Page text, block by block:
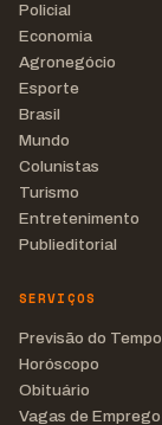
Policial
Economia
Agronegócio
Esporte
Brasil
Mundo
Colunistas
Turismo
Entretenimento
Publieditorial
SERVIÇOS
Previsão do Tempo
Horóscopo
Obituário
Vagas de Emprego